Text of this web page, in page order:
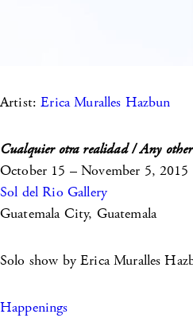
Artist:Erica Muralles Hazbun
Cualquier otra realidad / Any
October 15 – November 5, 2015
Sol del Rio Gallery
Guatemala City, Guatemala
Solo show by Erica Muralles
Happenings